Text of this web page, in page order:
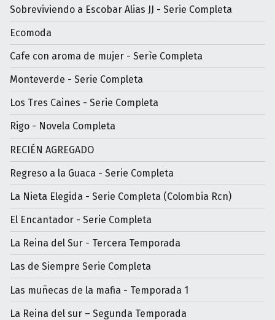
Sobreviviendo a Escobar Alias JJ - Serie Completa
Ecomoda
Cafe con aroma de mujer - Serìe Completa
Monteverde - Serie Completa
Los Tres Caines - Serie Completa
Rigo - Novela Completa
RECIÉN AGREGADO
Regreso a la Guaca - Serie Completa
La Nieta Elegida - Serie Completa (Colombia Rcn)
El Encantador - Serie Completa
La Reina del Sur - Tercera Temporada
Las de Siempre Serie Completa
Las muñecas de la mafia - Temporada 1
La Reina del sur – Segunda Temporada